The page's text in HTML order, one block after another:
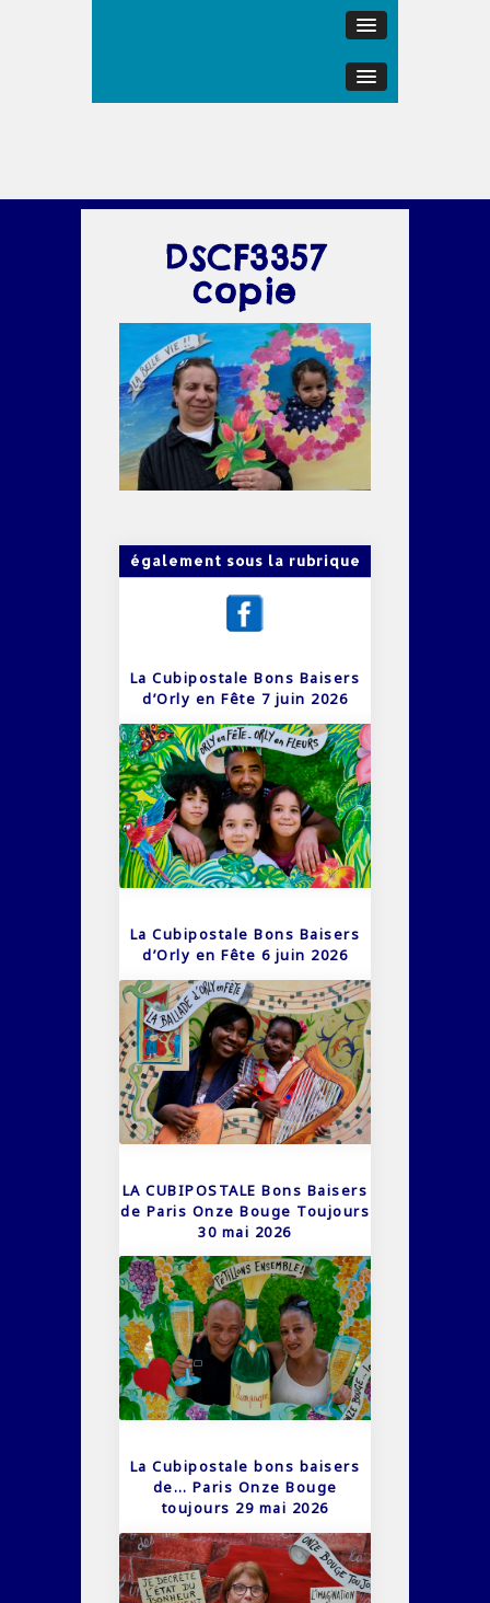
DSCF3357
copie
également sous la rubrique
La Cubipostale Bons Baisers
d’Orly en Fête 7 juin 2026
La Cubipostale Bons Baisers
d’Orly en Fête 6 juin 2026
LA CUBIPOSTALE Bons Baisers
de Paris Onze Bouge Toujours
30 mai 2026
La Cubipostale bons baisers
de… Paris Onze Bouge
toujours 29 mai 2026